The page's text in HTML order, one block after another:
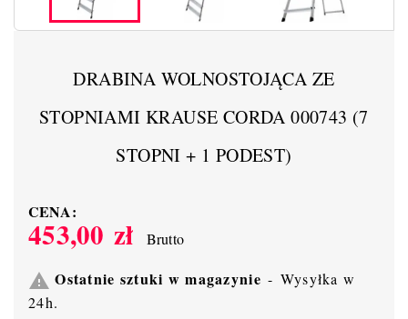
DRABINA WOLNOSTOJĄCA ZE
STOPNIAMI KRAUSE CORDA 000743 (7
STOPNI + 1 PODEST)
CENA:
453,00 zł Brutto
 Ostatnie sztuki w magazynie
Wysyłka w
24h.